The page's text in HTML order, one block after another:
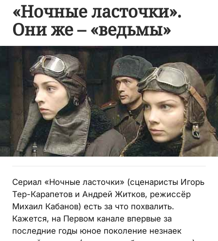
«Ночные ласточки».
Они же – «ведьмы»
Сериал «Ночные ласточки» (сценаристы Игорь
Тер-Карапетов и Андрей Житков, режиссёр
Михаил Кабанов) есть за что похвалить.
Кажется, на Первом канале впервые за
последние годы юное поколение незнаек